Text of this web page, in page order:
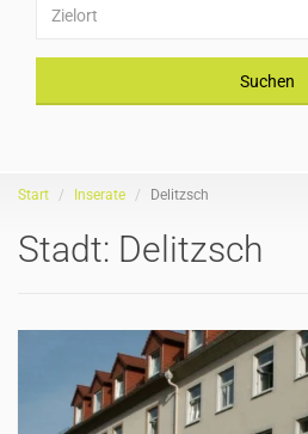
Suchen
Start Inserate Delitzsch
Stadt: Delitzsch